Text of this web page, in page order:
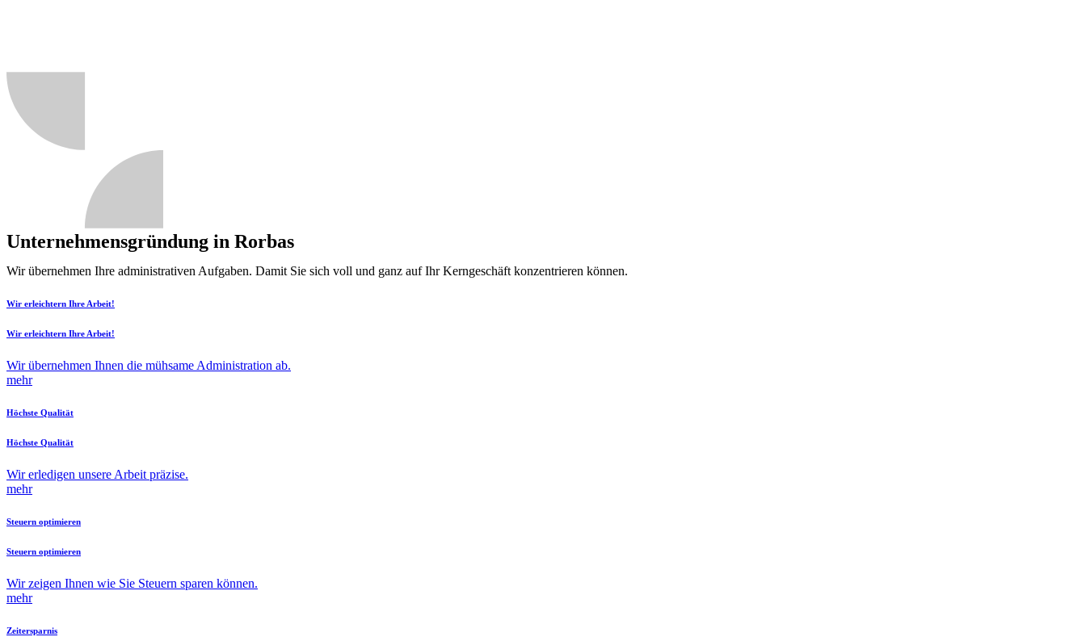
Unternehmensgründung in Rorbas
Wir übernehmen Ihre administrativen Aufgaben. Damit Sie sich voll und ganz auf Ihr Kerngeschäft konzentrieren können.
Wir erleichtern Ihre Arbeit!
Wir erleichtern Ihre Arbeit!
Wir übernehmen Ihnen die mühsame Administration ab.
mehr
Höchste Qualität
Höchste Qualität
Wir erledigen unsere Arbeit präzise.
mehr
Steuern optimieren
Steuern optimieren
Wir zeigen Ihnen wie Sie Steuern sparen können.
mehr
Zeitersparnis